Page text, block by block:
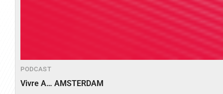
PODCAST
Vivre A… AMSTERDAM